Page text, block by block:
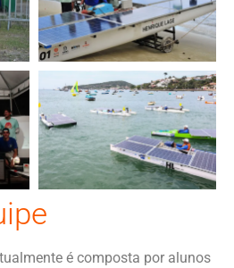
é composta por alunos